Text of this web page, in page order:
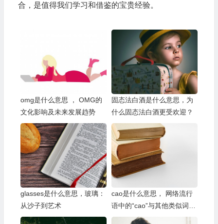
合，是值得我们学习和借鉴的宝贵经验。
omg是什么意思 ， OMG的
文化影响及未来发展趋势
固态法白酒是什么意思，为
什么固态法白酒更受欢迎？
glasses是什么意思，玻璃：
从沙子到艺术
cao是什么意思， 网络流行
语中的“cao”与其他类似词汇
的比较